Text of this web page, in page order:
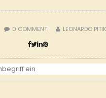
0 COMMENT LEONARDO